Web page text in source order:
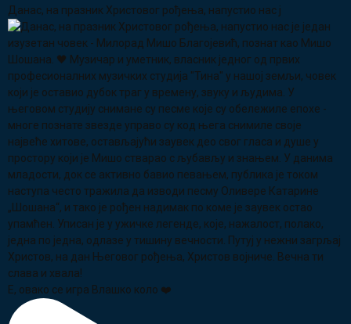
Данас, на празник Христовог рођења, напустио нас ј
Е, овако се игра Влашко коло ❤️